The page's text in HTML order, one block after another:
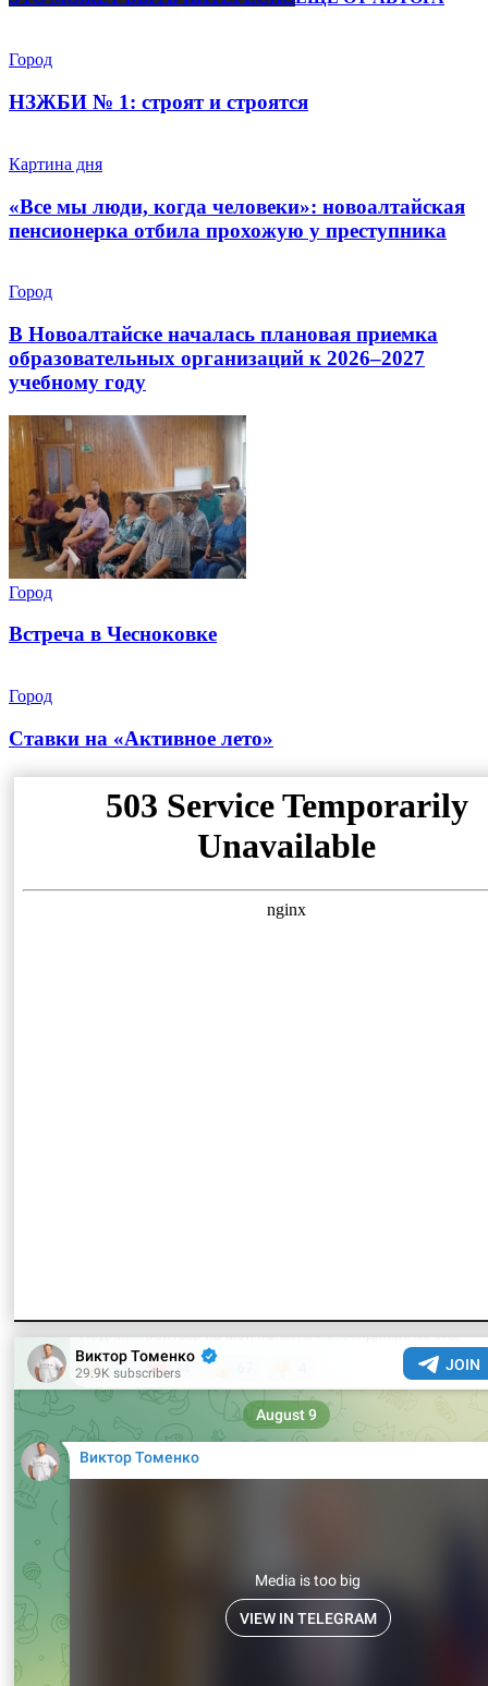
Город
НЗЖБИ № 1: строят и строятся
Картина дня
«Все мы люди, когда человеки»: новоалтайская
пенсионерка отбила прохожую у преступника
Город
В Новоалтайске началась плановая приемка
образовательных организаций к 2026–2027
учебному году
Город
Встреча в Чесноковке
Город
Ставки на «Активное лето»